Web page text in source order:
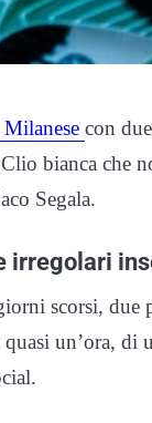
con
bianca che
Segala.
irregolari
scorsi, due
un’ora, di